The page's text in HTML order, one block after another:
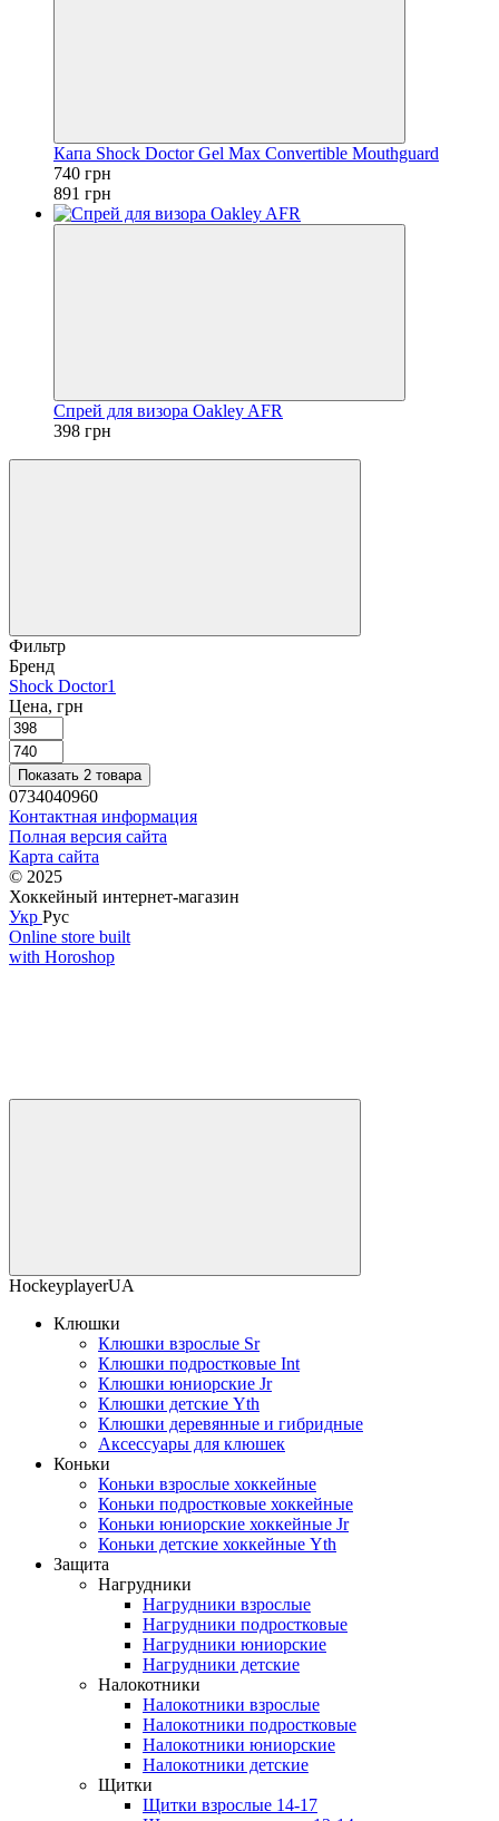
Капа Shock Doctor Gel Max Convertible Mouthguard
740 грн
891 грн
Спрей для визора Oakley AFR
398 грн
Фильтр
Бренд
Shock Doctor1
Цена, грн
Показать 2 товара
0734040960
Контактная информация
Полная версия сайта
Карта сайта
© 2025
Хоккейный интернет-магазин
Укр Рус
Online store built
with Horoshop
HockeyplayerUA
Клюшки
Клюшки взрослые Sr
Клюшки подростковые Int
Клюшки юниорские Jr
Клюшки детские Yth
Клюшки деревянные и гибридные
Аксессуары для клюшек
Коньки
Коньки взрослые хоккейные
Коньки подростковые хоккейные
Коньки юниорские хоккейные Jr
Коньки детские хоккейные Yth
Защита
Нагрудники
Нагрудники взрослые
Нагрудники подростковые
Нагрудники юниорские
Нагрудники детские
Налокотники
Налокотники взрослые
Налокотники подростковые
Налокотники юниорские
Налокотники детские
Щитки
Щитки взрослые 14-17